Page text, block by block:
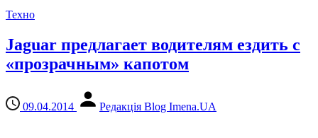
Техно
Jaguar предлагает водителям ездить с
«прозрачным» капотом
09.04.2014 Редакція Blog Imena.UA